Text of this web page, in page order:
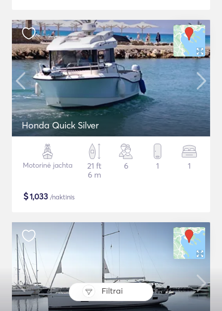
Filtrai
Honda Quick Silver
Motorinė jachta
21 ft
6 m
6 1 1
$1,033 /naktinis